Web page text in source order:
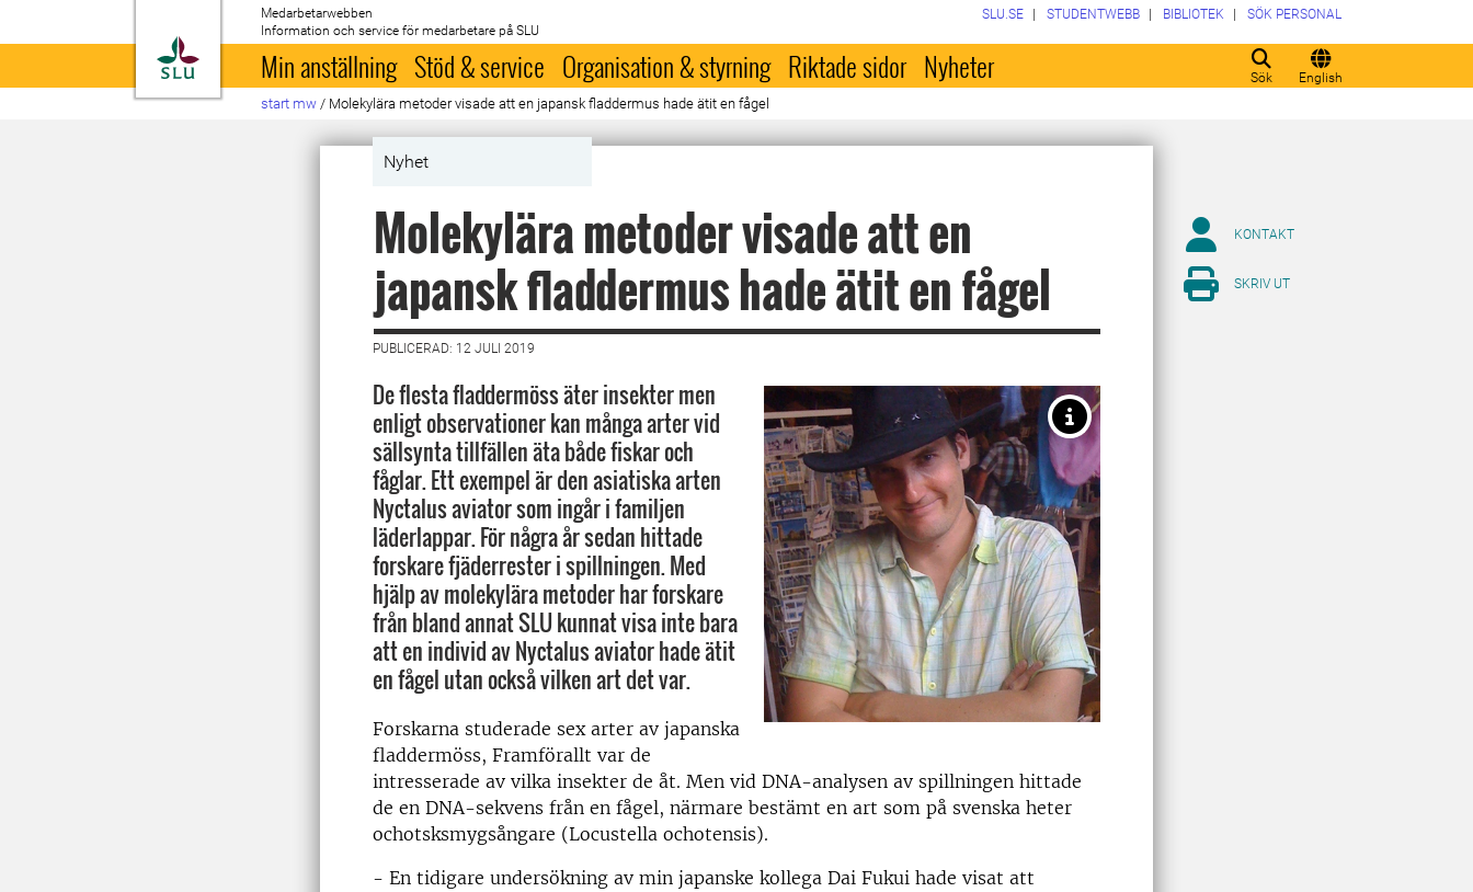
Till startsida
Medarbetarwebben
Information och service för medarbetare på SLU
Sök English
SLU.SE STUDENTWEBB BIBLIOTEK SÖK PERSONAL
Min anställning Stöd & service Organisation & styrning Riktade sidor Nyheter
start mw / Molekylära metoder visade att en japansk fladdermus hade ätit en fågel
Nyhet
Molekylära metoder visade att en
japansk fladdermus hade ätit en fågel
PUBLICERAD: 12 JULI 2019
De flesta fladdermöss äter insekter men
enligt observationer kan många arter vid
sällsynta tillfällen äta både fiskar och
fåglar. Ett exempel är den asiatiska arten
Nyctalus aviator som ingår i familjen
läderlappar. För några år sedan hittade
forskare fjäderrester i spillningen. Med
hjälp av molekylära metoder har forskare
från bland annat SLU kunnat visa inte bara
att en individ av Nyctalus aviator hade ätit
en fågel utan också vilken art det var.
Forskarna studerade sex arter av japanska
fladdermöss, Framförallt var de
intresserade av vilka insekter de åt. Men vid DNA-analysen av spillningen hittade
de en DNA-sekvens från en fågel, närmare bestämt en art som på svenska heter
ochotsksmygsångare (Locustella ochotensis).
- En tidigare undersökning av min japanske kollega Dai Fukui hade visat att
KONTAKT
SKRIV UT